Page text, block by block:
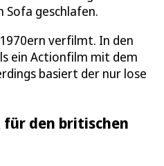
Sofa geschlafen.
verfilmt. In den
ein Actionfilm mit dem
basiert der nur lose
für den britischen